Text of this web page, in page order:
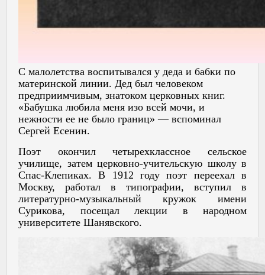
С малолетства воспитывался у деда и бабки по
материнской линии. Дед был человеком
предприимчивым, знатоком церковных книг.
«Бабушка любила меня изо всей мочи, и
нежности ее не было границ» — вспоминал
Сергей Есенин.
Поэт окончил четырехклассное сельское
училище, затем церковно-учительскую школу в
Спас-Клепиках. В 1912 году поэт переехал в
Москву, работал в типографии, вступил в
литературно-музыкальный кружок имени
Сурикова, посещал лекции в народном
университете Шанявского.